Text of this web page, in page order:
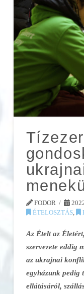
FODOR
ÉTELOSZTÁS,
Az Ételt az
szervezete eddig
az ukrajnai
egyházunk pedig
ellátásáról,